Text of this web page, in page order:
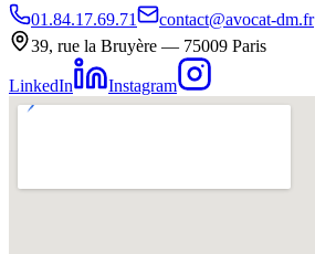
01.84.17.69.71
contact@avocat-dm.fr
39, rue la Bruyère — 75009 Paris
LinkedIn Instagram